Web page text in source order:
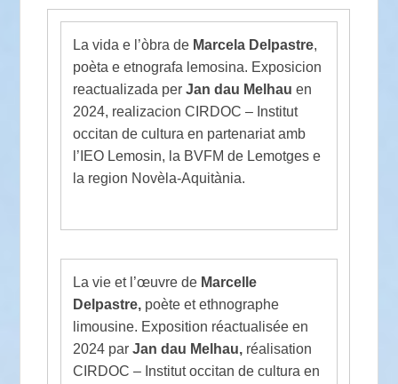
La vida e l’òbra de Marcela Delpastre,
poèta e etnografa lemosina. Exposicion
reactualizada perJan dau Melhauen
2024, realizacion CIRDOC – Institut
occitan de cultura en partenariat amb
l’IEO Lemosin, la BVFM de Lemotges e
la region Novèla-Aquitània.
La vie et l’œuvre de Marcelle
Delpastre, poète et ethnographe
limousine. Exposition réactualisée en
2024 parJan dau Melhau, réalisation
CIRDOC – Institut occitan de cultura en